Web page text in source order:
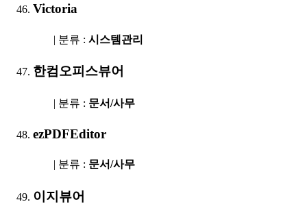
Victoria
| 분류 : 시스템관리
한컴오피스뷰어
| 분류 : 문서/사무
ezPDFEditor
| 분류 : 문서/사무
이지뷰어